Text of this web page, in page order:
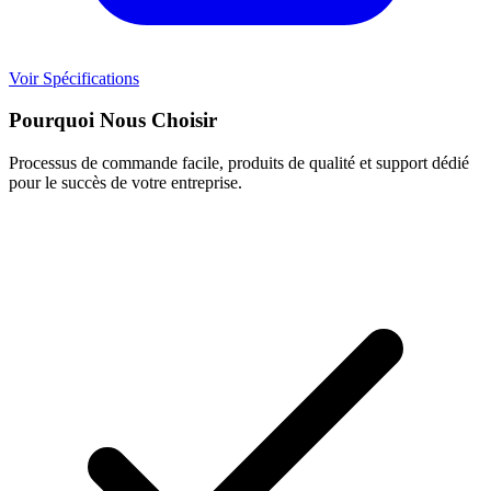
Voir Spécifications
Pourquoi Nous Choisir
Processus de commande facile, produits de qualité et support dédié
pour le succès de votre entreprise.